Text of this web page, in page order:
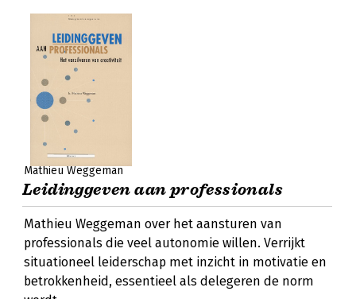
Mathieu Weggeman
Leidinggeven aan professionals
Mathieu Weggeman over het aansturen van
professionals die veel autonomie willen. Verrijkt
situationeel leiderschap met inzicht in motivatie en
betrokkenheid, essentieel als delegeren de norm